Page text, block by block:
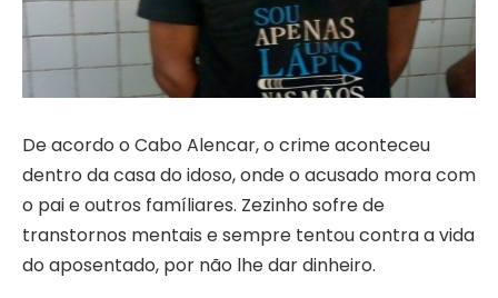
De acordo o Cabo Alencar, o crime aconteceu
dentro da casa do idoso, onde o acusado mora com
o pai e outros famíliares. Zezinho sofre de
transtornos mentais e sempre tentou contra a vida
do aposentado, por não lhe dar dinheiro.